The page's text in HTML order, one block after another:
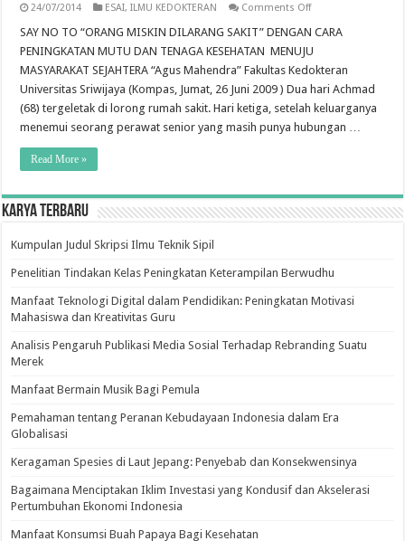
24/07/2014 ESAI,ILMU KEDOKTERAN Comments Offon
No
“Orang
Miskin
Dilarang
Sakit”
Dengan
Cara
Peningkatan
Mutu
Masyarakat
Sejahtera
SAY NO TO “ORANG MISKIN DILARANG SAKIT” DENGAN CARA
PENINGKATAN MUTU DAN TENAGA KESEHATAN MENUJU
MASYARAKAT SEJAHTERA “Agus Mahendra” Fakultas Kedokteran
Universitas Sriwijaya (Kompas, Jumat, 26 Juni 2009 ) Dua hari Achmad
(68) tergeletak di lorong rumah sakit. Hari ketiga, setelah keluarganya
menemui seorang perawat senior yang masih punya hubungan …
Read More »
Karya Terbaru
Kumpulan Judul Skripsi Ilmu Teknik Sipil
Penelitian Tindakan Kelas Peningkatan Keterampilan Berwudhu
Manfaat Teknologi Digital dalam Pendidikan: Peningkatan Motivasi
Mahasiswa dan Kreativitas Guru
Analisis Pengaruh Publikasi Media Sosial Terhadap Rebranding Suatu
Merek
Manfaat Bermain Musik Bagi Pemula
Pemahaman tentang Peranan Kebudayaan Indonesia dalam Era
Globalisasi
Keragaman Spesies di Laut Jepang: Penyebab dan Konsekwensinya
Bagaimana Menciptakan Iklim Investasi yang Kondusif dan Akselerasi
Pertumbuhan Ekonomi Indonesia
Manfaat Konsumsi Buah Papaya Bagi Kesehatan